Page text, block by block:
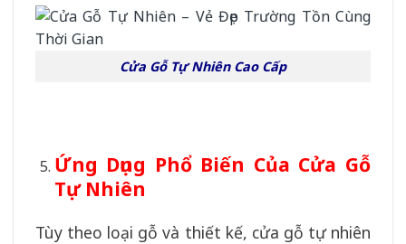
Cửa Gỗ Tự Nhiên Cao Cấp
Ứng Dụng Phổ Biến Của Cửa Gỗ
Tự Nhiên
Tùy theo loại gỗ và thiết kế, cửa gỗ tự nhiên